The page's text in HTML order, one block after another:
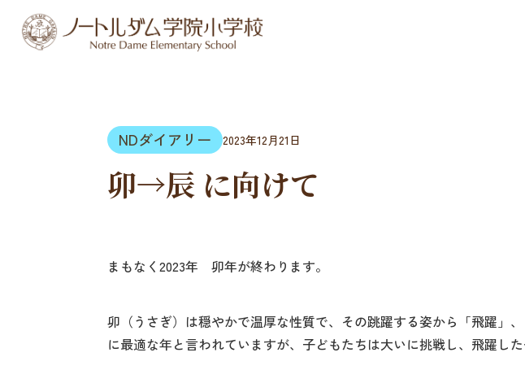
NDダイアリー 2023年12月21日
卯→辰 に向けて
まもなく2023年 卯年が終わります。
卯（うさぎ）は穏やかで温厚な性質で、その跳躍する姿から「飛躍」
に最適な年と言われていますが、子どもたちは大いに挑戦し、飛躍し